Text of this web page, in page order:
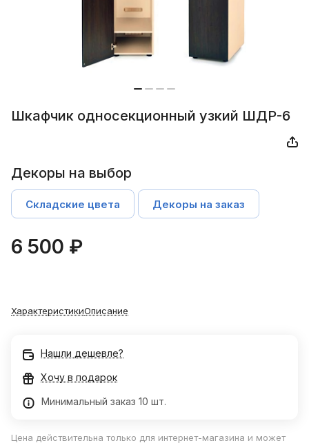
Шкафчик односекционный узкий ШДР-6
Декоры на выбор
Складские цвета Декоры на заказ
6 500 ₽
ХарактеристикиОписание
Нашли дешевле?
Хочу в подарок
Минимальный заказ 10 шт.
Цена действительна только для интернет-магазина и может